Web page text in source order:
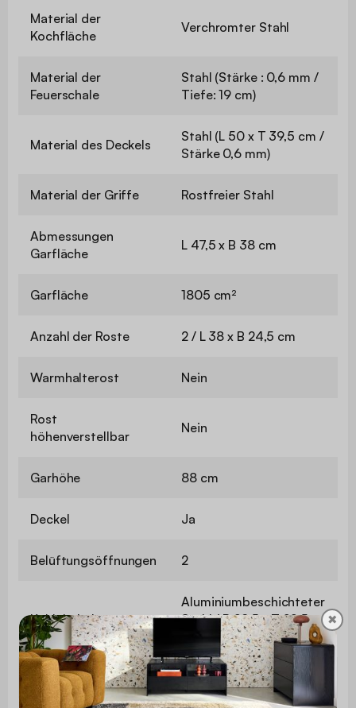
Material der
Kochfläche
Verchromter Stahl
Material der
Feuerschale
Stahl (Stärke : 0,6 mm /
Tiefe: 19 cm)
Material des Deckels
Stahl (L 50 x T 39,5 cm /
Stärke 0,6 mm)
Material der Griffe Rostfreier Stahl
Abmessungen
Garfläche
L 47,5 x B 38 cm
Garfläche 1805 cm²
Anzahl der Roste 2 / L 38 x B 24,5 cm
Warmhalterost Nein
Rost
höhenverstellbar
Nein
Garhöhe 88 cm
Deckel Ja
Belüftungsöffnungen 2
Kohlebehälter
Aluminiumbeschichteter
Stahl / B 29,5 x T 22,5 x
H 4,5 cm
Aschesammler Nein
✖